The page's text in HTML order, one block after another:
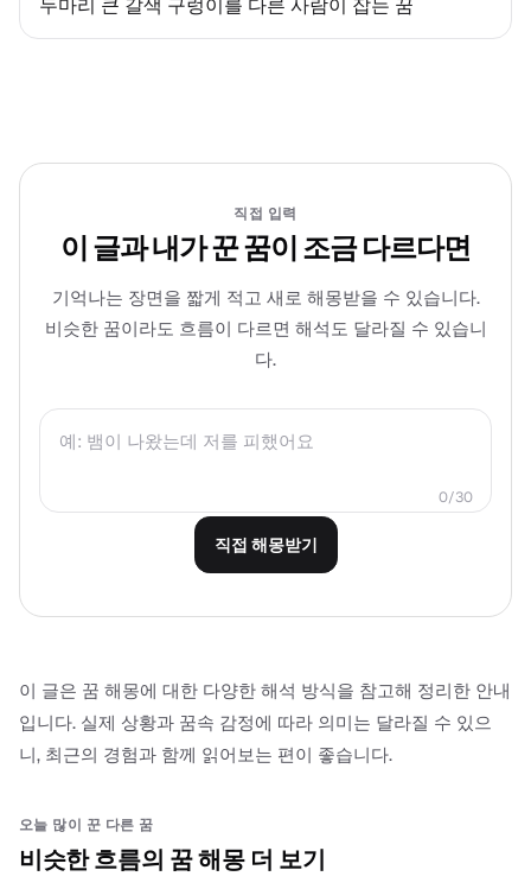
직접 입력
이 글과 내가 꾼 꿈이 조금 다르다면
기억나는 장면을 짧게 적고 새로 해몽받을 수 있습니다.
비슷한 꿈이라도 흐름이 다르면 해석도 달라질 수 있습니
다.
0/30
직접 해몽받기
이 글은 꿈 해몽에 대한 다양한 해석 방식을 참고해 정리한 안내
입니다. 실제 상황과 꿈속 감정에 따라 의미는 달라질 수 있으
니, 최근의 경험과 함께 읽어보는 편이 좋습니다.
오늘 많이 꾼 다른 꿈
비슷한 흐름의 꿈 해몽 더 보기